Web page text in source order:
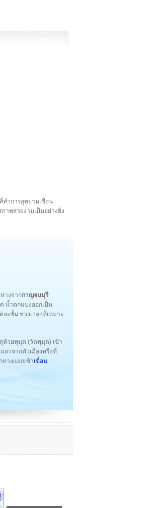
ทำการอุทยานเขื่อน
าพสวยงามเป็นอย่างยิ่ง
ห่างจากกาญจนบุรี
น้ำตกแบ่งออกเป็น
ะชั้น ช่วงเวลาที่เหมาะ
ห้วยพุมุด (วัดพุมุด) เข้า
ถวจากตัวเมืองหรือที่
ทางแยกเข้าเขื่อน